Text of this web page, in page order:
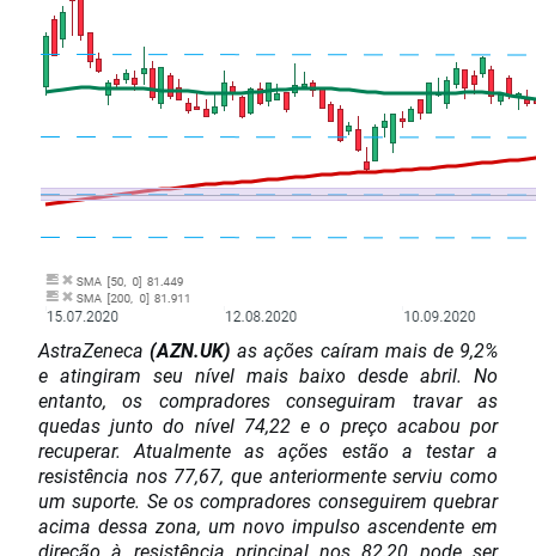
AstraZeneca(AZN.UK)as ações caíram mais de 9,2%
e atingiram seu nível mais baixo desde abril. No
entanto, os compradores conseguiram travar as
quedas junto do nível 74,22 e o preço acabou por
recuperar. Atualmente as ações estão a testar a
resistência nos 77,67, que anteriormente serviu como
um suporte. Se os compradores conseguirem quebrar
acima dessa zona, um novo impulso ascendente em
direção à resistência principal nos 82,20 pode ser